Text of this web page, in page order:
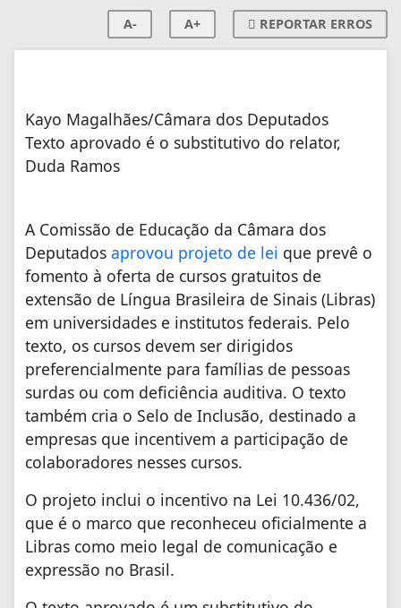
A- A+ REPORTAR ERROS
Kayo Magalhães/Câmara dos Deputados
Texto aprovado é o substitutivo do relator,
Duda Ramos
A Comissão de Educação da Câmara dos
Deputados aprovou projeto de lei que prevê o
fomento à oferta de cursos gratuitos de
extensão de Língua Brasileira de Sinais (Libras)
em universidades e institutos federais. Pelo
texto, os cursos devem ser dirigidos
preferencialmente para famílias de pessoas
surdas ou com deficiência auditiva. O texto
também cria o Selo de Inclusão, destinado a
empresas que incentivem a participação de
colaboradores nesses cursos.
O projeto inclui o incentivo na Lei 10.436/02,
que é o marco que reconheceu oficialmente a
Libras como meio legal de comunicação e
expressão no Brasil.